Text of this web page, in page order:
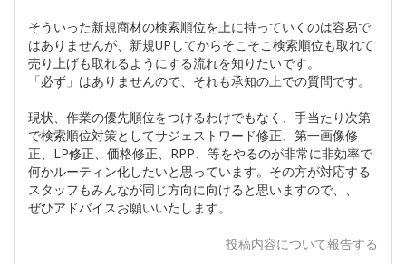
そういった新規商材の検索順位を上に持っていくのは容易で
はありませんが、新規UPしてからそこそこ検索順位も取れて
売り上げも取れるようにする流れを知りたいです。
「必ず」はありませんので、それも承知の上での質問です。
現状、作業の優先順位をつけるわけでもなく、手当たり次第
で検索順位対策としてサジェストワード修正、第一画像修
正、LP修正、価格修正、RPP、等をやるのが非常に非効率で
何かルーティン化したいと思っています。その方が対応する
スタッフもみんなが同じ方向に向けると思いますので、、
ぜひアドバイスお願いいたします。
投稿内容について報告する